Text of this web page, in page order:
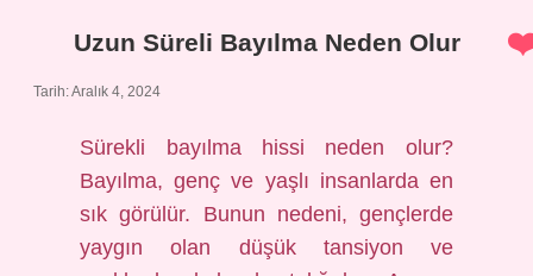
Uzun Süreli Bayılma Neden Olur
Tarih: Aralık 4, 2024
Sürekli bayılma hissi neden olur?
Bayılma, genç ve yaşlı insanlarda en
sık görülür. Bunun nedeni, gençlerde
yaygın olan düşük tansiyon ve